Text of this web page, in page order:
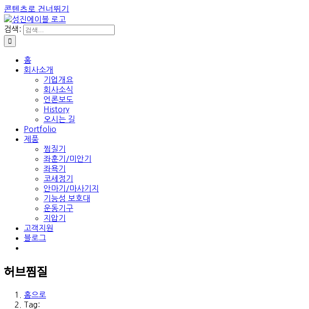
콘텐츠로 건너뛰기
검색:
홈
회사소개
기업개요
회사소식
언론보도
History
오시는 길
Portfolio
제품
찜질기
좌훈기/미안기
좌욕기
코세정기
안마기/마사기지
기능성 보호대
운동기구
지압기
고객지원
블로그
허브찜질
홈으로
Tag: